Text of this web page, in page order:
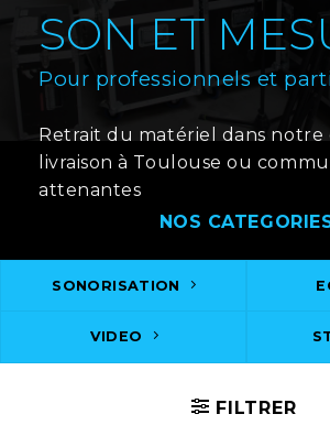
SON ET
Pour professionnels et
Retrait du matériel dans
livraison à Toulouse ou
attenantes
NOS
SONORISATION
VIDEO
FILTRER